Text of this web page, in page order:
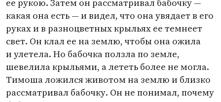
ее рукою. Затем он рассматривал бабочку —
какая она есть — и видел, что она увядает в его
руках и в разноцветных крыльях ее темнеет
свет. Он клал ее на землю, чтобы она ожила
и улетела. Но бабочка ползла по земле,
шевелила крыльями, а лететь более не могла.
Тимоша ложился животом на землю и близко
рассматривал бабочку. Он не понимал, почему